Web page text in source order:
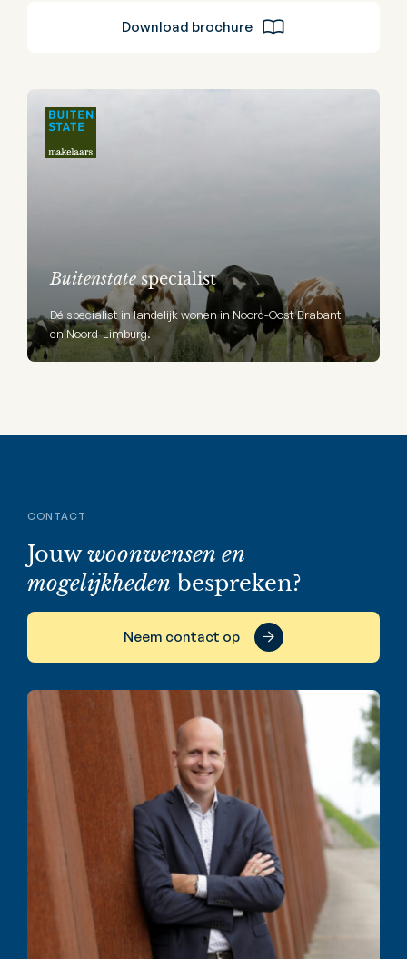
Download brochure
Buitenstatespecialist
Dé specialist in landelijk wonen in Noord-Oost Brabant
en Noord-Limburg.
CONTACT
Jouwwoonwensen en
mogelijkheden bespreken?
Neem contact op